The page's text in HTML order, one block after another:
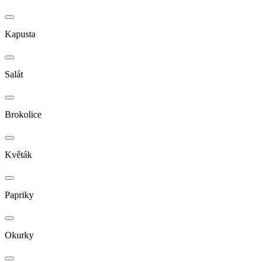
Kapusta
Salát
Brokolice
Květák
Papriky
Okurky